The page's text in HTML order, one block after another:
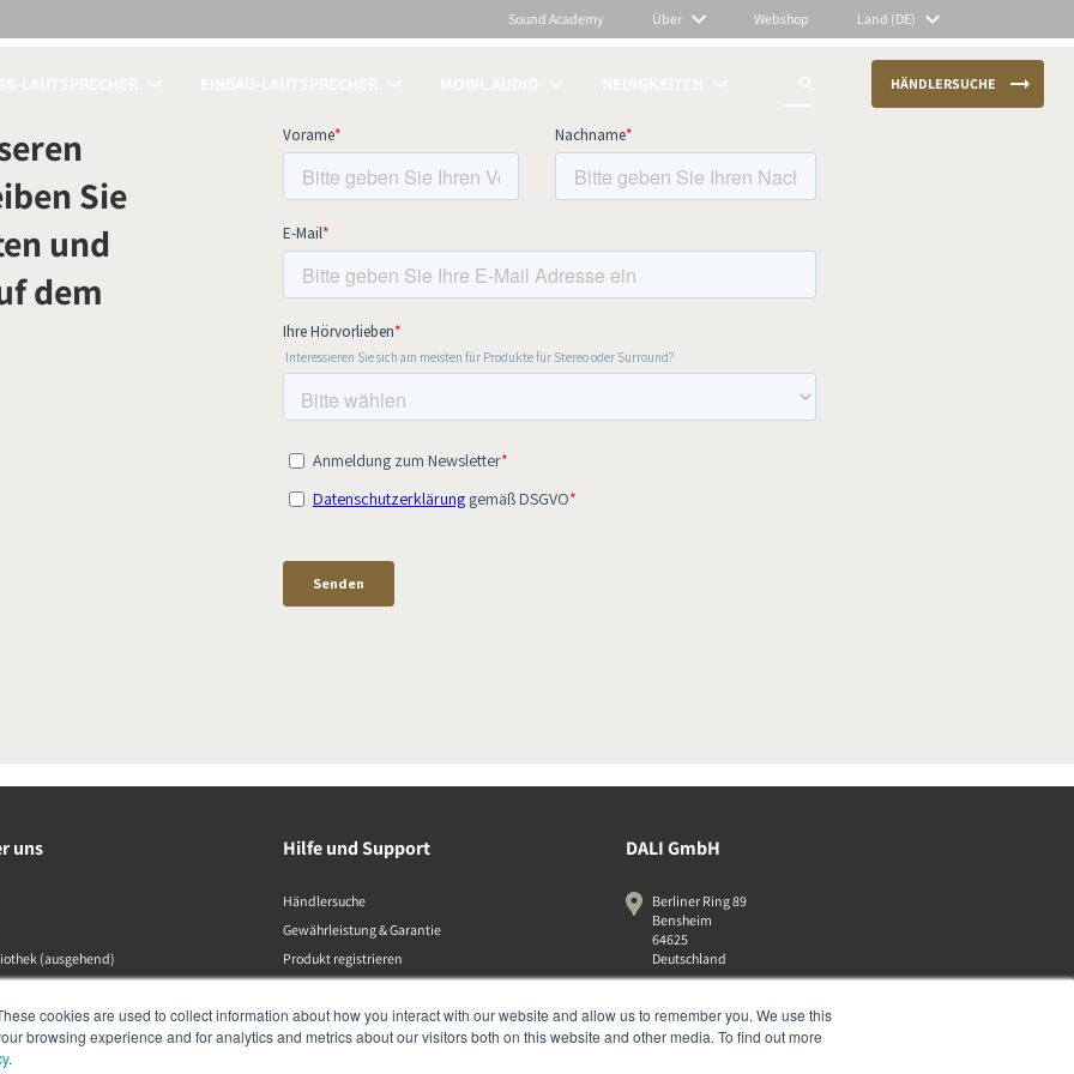
cookies are used to collect information about how you interact with our website and allow us to remember you. We use this
browsing experience and for analytics and metrics about our visitors both on this website and other media. To find out more
.
Sound Academy Über Webshop Land (DE)
HÄNDLERSUCHE
Sie
und
dem
uns
(ausgehend)
Hilfe und Support
Händlersuche
Gewährleistung & Garantie
Produkt registrieren
Konformitätserklärungen
Datenschutzrichtlinie
DALI GmbH
Berliner Ring 89
Bensheim
64625
Deutschland